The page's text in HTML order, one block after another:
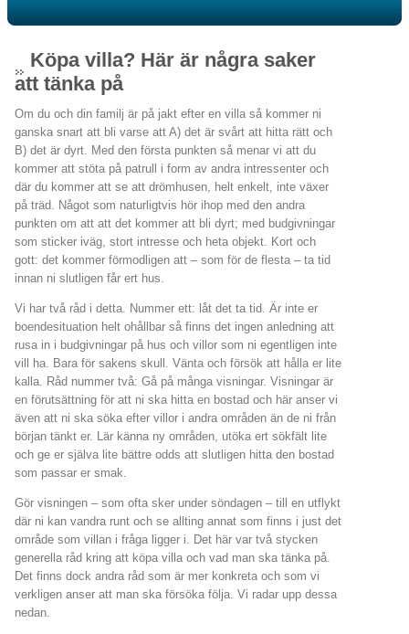
Köpa villa? Här är några saker
att tänka på
Om du och din familj är på jakt efter en villa så kommer ni
ganska snart att bli varse att A) det är svårt att hitta rätt och
B) det är dyrt. Med den första punkten så menar vi att du
kommer att stöta på patrull i form av andra intressenter och
där du kommer att se att drömhusen, helt enkelt, inte växer
på träd. Något som naturligtvis hör ihop med den andra
punkten om att att det kommer att bli dyrt; med budgivningar
som sticker iväg, stort intresse och heta objekt. Kort och
gott: det kommer förmodligen att – som för de flesta – ta tid
innan ni slutligen får ert hus.
Vi har två råd i detta. Nummer ett: låt det ta tid. Är inte er
boendesituation helt ohållbar så finns det ingen anledning att
rusa in i budgivningar på hus och villor som ni egentligen inte
vill ha. Bara för sakens skull. Vänta och försök att hålla er lite
kalla. Råd nummer två: Gå på många visningar. Visningar är
en förutsättning för att ni ska hitta en bostad och här anser vi
även att ni ska söka efter villor i andra områden än de ni från
början tänkt er. Lär känna ny områden, utöka ert sökfält lite
och ge er själva lite bättre odds att slutligen hitta den bostad
som passar er smak.
Gör visningen – som ofta sker under söndagen – till en utflykt
där ni kan vandra runt och se allting annat som finns i just det
område som villan i fråga ligger i. Det här var två stycken
generella råd kring att köpa villa och vad man ska tänka på.
Det finns dock andra råd som är mer konkreta och som vi
verkligen anser att man ska försöka följa. Vi radar upp dessa
nedan.